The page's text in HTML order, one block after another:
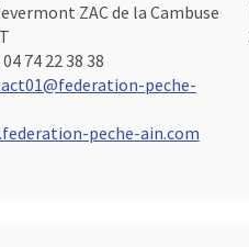
ZAC de la Cambuse
04 74 22 38 38
peche-
peche-ain.com